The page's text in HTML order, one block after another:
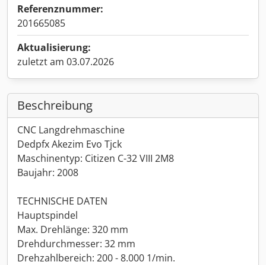
Referenznummer:
201665085
Aktualisierung:
zuletzt am 03.07.2026
Beschreibung
CNC Langdrehmaschine
Dedpfx Akezim Evo Tjck
Maschinentyp: Citizen C-32 VIII 2M8
Baujahr: 2008
TECHNISCHE DATEN
Hauptspindel
Max. Drehlänge: 320 mm
Drehdurchmesser: 32 mm
Drehzahlbereich: 200 - 8.000 1/min.